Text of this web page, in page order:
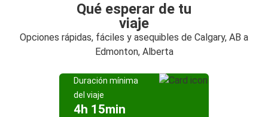
Qué esperar de tu
viaje
Opciones rápidas, fáciles y asequibles de Calgary, AB a
Edmonton, Alberta
Duración mínima
del viaje
4h 15min